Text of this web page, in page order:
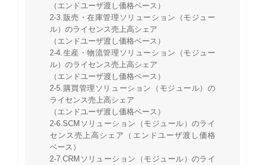
（エンドユーザ渡し価格ベース）
2-3.販売・在庫管理ソリューション（モジュー
ル）のライセンス売上高シェア
（エンドユーザ渡し価格ベース）
2-4.生産・物流管理ソリューション（モジュー
ル）のライセンス売上高シェア
（エンドユーザ渡し価格ベース）
2-5.購買管理ソリューション（モジュール）の
ライセンス売上高シェア
（エンドユーザ渡し価格ベース）
2-6.SCMソリューション（モジュール）のライ
センス売上高シェア（エンドユーザ渡し価格
ベース）
2-7.CRMソリューション（モジュール）のライ